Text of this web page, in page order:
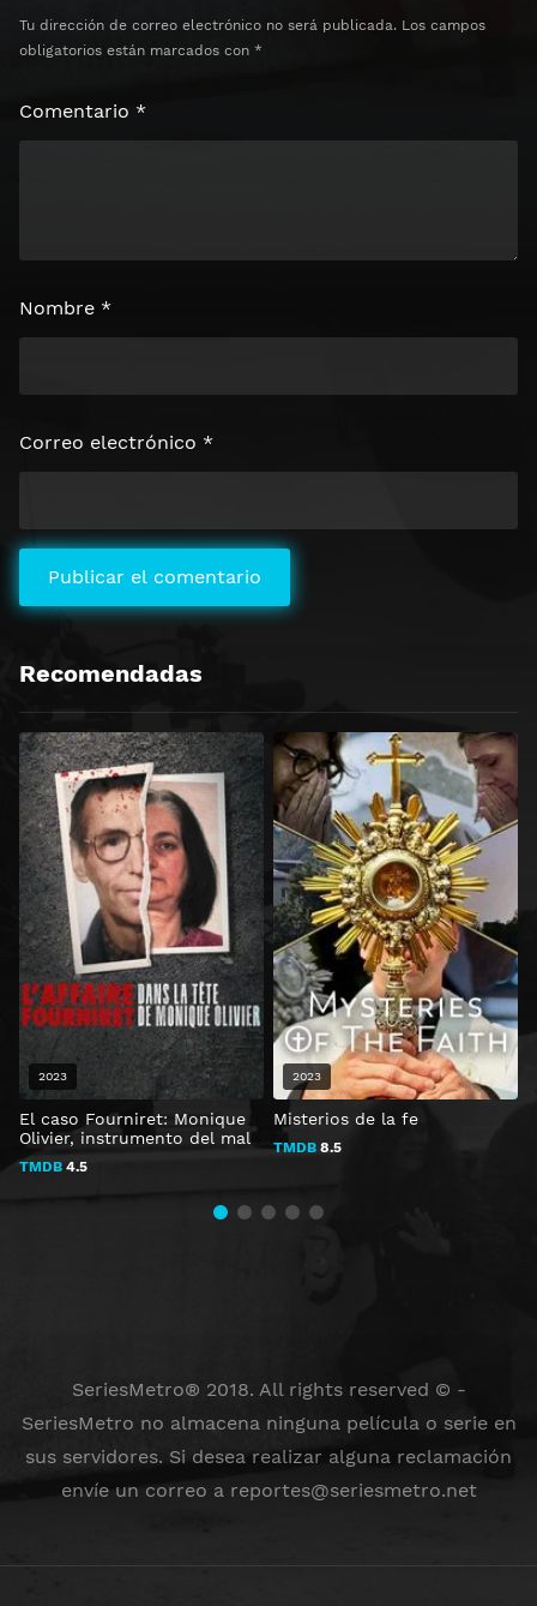
Tu dirección de correo electrónico no será publicada. Los campos
obligatorios están marcados con *
Comentario *
Nombre *
Correo electrónico *
Recomendadas
El caso Fourniret: Monique
Olivier, instrumento del mal
TMDB 4.5
2023
Misterios de la fe
TMDB 8.5
2023
SeriesMetro® 2018. All rights reserved © -
SeriesMetro no almacena ninguna película o serie en
sus servidores. Si desea realizar alguna reclamación
envíe un correo a reportes@seriesmetro.net